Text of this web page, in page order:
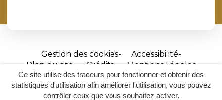
Ce site utilise des traceurs pour fonctionner et obtenir des
statistiques d'utilisation afin améliorer l'utilisation, vous pouvez
contrôler ceux que vous souhaitez activer.
Gestion des cookies
Accessibilité
Plan du site
Crédits
Mentions Légales
Site
réalisé